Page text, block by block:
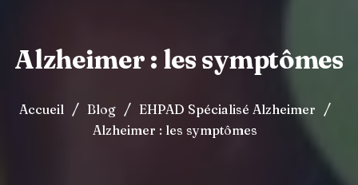
Alzheimer : les symptômes
Accueil / Blog / EHPAD Spécialisé Alzheimer /
Alzheimer : les symptômes